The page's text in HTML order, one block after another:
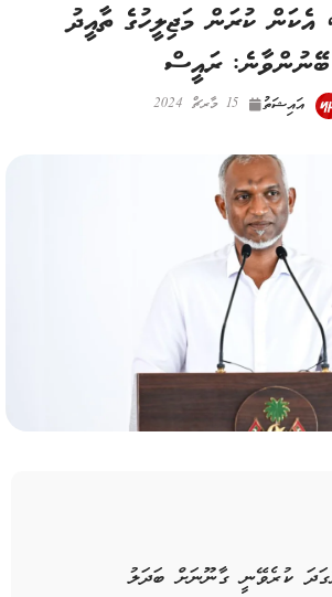
އެކަން ކުރަން މަޖިލީހުގެ ތާއީދު
ބޭނުންވާނެ: ރައީސް
އައިޝަތު 15 މާރޗް 2024
ކުރެވޭނީ ގާނޫނަށް ބަދަލު